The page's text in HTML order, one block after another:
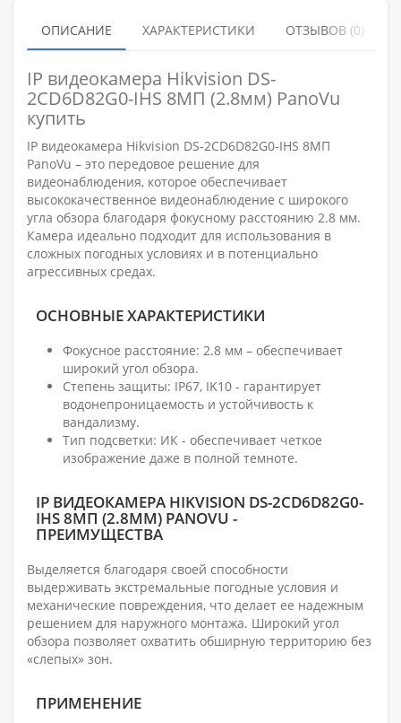
ОПИСАНИЕ ХАРАКТЕРИСТИКИ ОТЗЫВОВ (0)
IP видеокамера Hikvision DS-
2CD6D82G0-IHS 8МП (2.8мм) PanoVu
купить
IP видеокамера Hikvision DS-2CD6D82G0-IHS 8МП
PanoVu – это передовое решение для
видеонаблюдения, которое обеспечивает
высококачественное видеонаблюдение с широкого
угла обзора благодаря фокусному расстоянию 2.8 мм.
Камера идеально подходит для использования в
сложных погодных условиях и в потенциально
агрессивных средах.
ОСНОВНЫЕ ХАРАКТЕРИСТИКИ
Фокусное расстояние: 2.8 мм – обеспечивает
широкий угол обзора.
Степень защиты: IP67, IK10 - гарантирует
водонепроницаемость и устойчивость к
вандализму.
Тип подсветки: ИК - обеспечивает четкое
изображение даже в полной темноте.
IP ВИДЕОКАМЕРА HIKVISION DS-2CD6D82G0-
IHS 8МП (2.8ММ) PANOVU -
ПРЕИМУЩЕСТВА
Выделяется благодаря своей способности
выдерживать экстремальные погодные условия и
механические повреждения, что делает ее надежным
решением для наружного монтажа. Широкий угол
обзора позволяет охватить обширную территорию без
«слепых» зон.
ПРИМЕНЕНИЕ